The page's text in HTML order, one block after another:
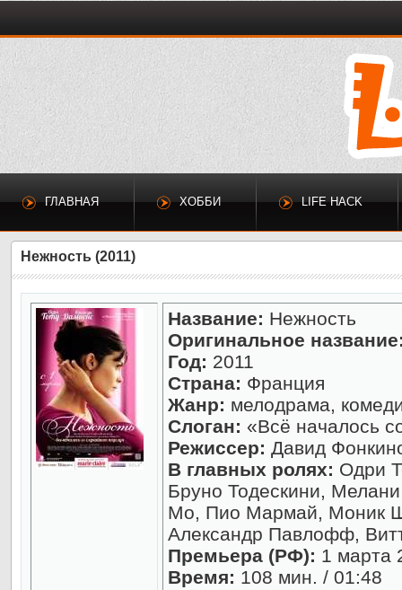
ГЛАВНАЯ ХОББИ LIFE HACK
Нежность (2011)
Название: Нежность
Оригинальное
Год: 2011
Страна: Франция
Жанр: мелодрама,
Слоган: «Всё началось
Режиссер: Давид
В главных ролях: Одри
Бруно Тодескини,
Мо, Пио Мармай, Моник
Александр Павлофф,
Премьера (РФ): 1 марта
Время: 108 мин. / 01:48